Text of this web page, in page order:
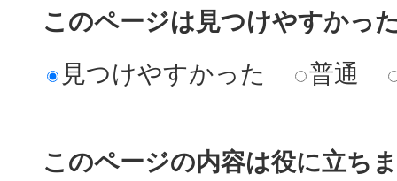
このページは見つけやすかっ
見つけやすかった
普通
このページの内容は役に立ち